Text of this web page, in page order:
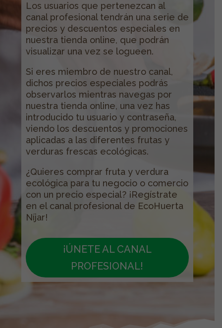
Los usuarios que pertenezcan al
canal profesional tendrán una serie de
precios y descuentos especiales en
nuestra tienda online, que podrán
visualizar una vez se logueen.
Si eres miembro de nuestro canal,
dichos precios especiales podrás
observarlos mientras navegas por
nuestra tienda online, una vez has
introducido tu usuario y contraseña,
viendo los descuentos y promociones
aplicadas a las diferentes frutas y
verduras frescas ecológicas.
¿Quieres comprar fruta y verdura
ecológica para tu negocio o comercio
con un precio especial? ¡Regístrate
en el canal profesional de EcoHuerta
Níjar!
¡ÚNETE AL CANAL
PROFESIONAL!